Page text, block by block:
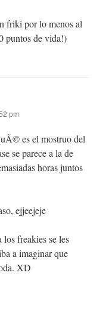
friki por lo menos al
puntos de vida!)
pm
es el mostruo del
se parece a la de
horas juntos
ejjeejeje
freakies se les
a imaginar que
XD